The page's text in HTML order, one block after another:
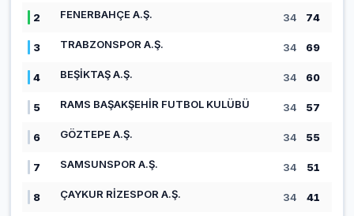
2 FENERBAHÇE A.Ş. 34 74
3 TRABZONSPOR A.Ş. 34 69
4 BEŞİKTAŞ A.Ş. 34 60
5 RAMS BAŞAKŞEHİR FUTBOL KULÜBÜ 34 57
6 GÖZTEPE A.Ş. 34 55
7 SAMSUNSPOR A.Ş. 34 51
8 ÇAYKUR RİZESPOR A.Ş. 34 41